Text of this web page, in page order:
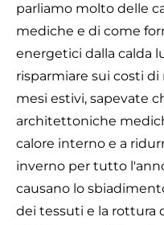
parliamo molto delle
mediche e di come
energetici dalla calda
risparmiare sui costi
mesi estivi, sapevate
architettoniche
calore interno e a
inverno per tutto
causano lo
dei tessuti e la rottura